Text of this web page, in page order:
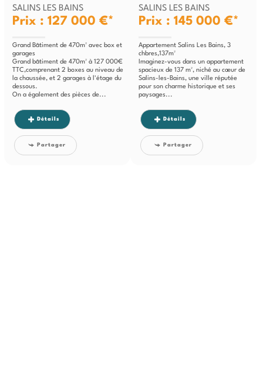
SALINS LES BAINS
Prix : 127 000 €*
Grand Bâtiment de 470m² avec box et
garages
Grand bâtiment de 470m² à 127 000€
TTC,comprenant 2 boxes au niveau de
la chaussée, et 2 garages à l'étage du
dessous.
On a également des pièces de...
Détails
Partager
SALINS LES BAINS
Prix : 145 000 €*
Appartement Salins Les Bains, 3
chbres,137m²
Imaginez-vous dans un appartement
spacieux de 137 m², niché au cœur de
Salins-les-Bains, une ville réputée
pour son charme historique et ses
paysages...
Détails
Partager